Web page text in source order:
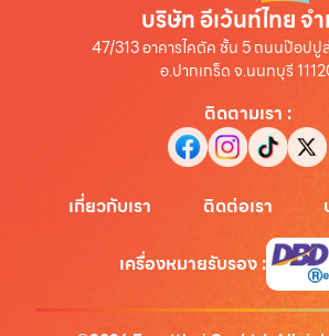
บริษัท อีเว้นท์ไทย จ
47/313 อาคารไคตัค ชั้น 5 ถนนป๊อปปู
อ.ปากเกร็ด จ.นนทบุรี
ติดตามเรา :
เกี่ยวกับเรา ติดต่อเรา
เครื่องหมายรับรอง: